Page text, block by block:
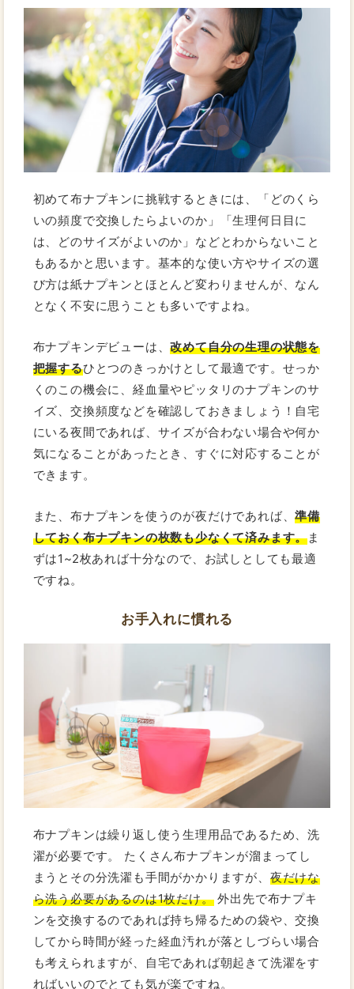
初めて布ナプキンに挑戦するときには、「どのくら
いの頻度で交換したらよいのか」「生理何日目に
は、どのサイズがよいのか」などとわからないこと
もあるかと思います。基本的な使い方やサイズの選
び方は紙ナプキンとほとんど変わりませんが、なん
となく不安に思うことも多いですよね。
布ナプキンデビューは、改めて自分の生理の状態を
把握するひとつのきっかけとして最適です。せっか
くのこの機会に、経血量やピッタリのナプキンのサ
イズ、交換頻度などを確認しておきましょう！自宅
にいる夜間であれば、サイズが合わない場合や何か
気になることがあったとき、すぐに対応することが
できます。
また、布ナプキンを使うのが夜だけであれば、準備
しておく布ナプキンの枚数も少なくて済みます。ま
ずは1~2枚あれば十分なので、お試しとしても最適
ですね。
お手入れに慣れる
布ナプキンは繰り返し使う生理用品であるため、洗
濯が必要です。 たくさん布ナプキンが溜まってし
まうとその分洗濯も手間がかかりますが、 夜だけな
ら洗う必要があるのは1枚だけ。外出先で布ナプキ
ンを交換するのであれば持ち帰るための袋や、交換
してから時間が経った経血汚れが落としづらい場合
も考えられますが、自宅であれば朝起きて洗濯をす
ればいいのでとても気が楽ですね。